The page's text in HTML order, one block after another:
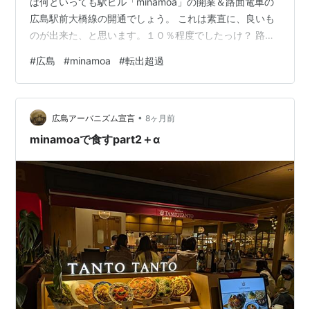
広島駅前大橋線の開通でしょう。 これは素直に、良いも
のが出来た、と思います。１０％程度でしたっけ？ 路面
口から路面電車への乗車が随分スムーズになりました。
youtu.be 一方で、ここ数年全国ワーストが続いている広
島県人口の転出超過。これ、改善が見られませんね…。
まあ、これは、構造的な問題が大きく、そう簡単にどう
こうできる問題ではないですね。 よく、「広島の街とし
#広島 #minamoa #転出超過
広島アーバニズム宣言 • 8ヶ月前
minamoaで食すpart2＋α